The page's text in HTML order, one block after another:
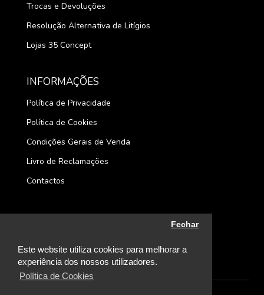
Este website utiliza cookies para melhorar a
experiência dos nossos utilizadores.
Política de Cookies
Fechar
Trocas e Devoluções
Resolução Alternativa de Litígios
Lojas 35 Concept
INFORMAÇÕES
Política de Privacidade
Política de Cookies
Condições Gerais de Venda
Livro de Reclamações
Contactos